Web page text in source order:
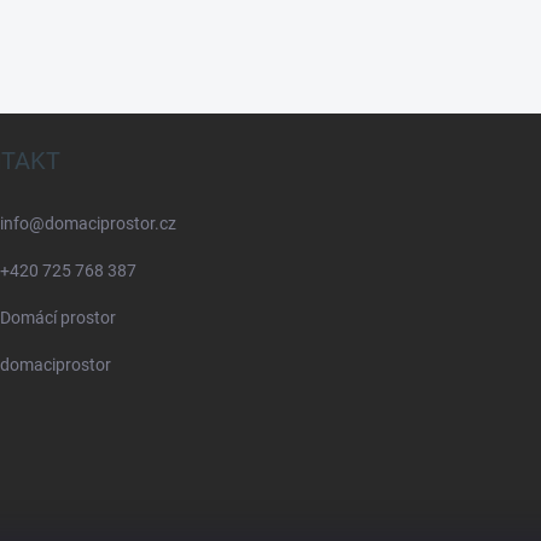
info@domaciprostor.cz
+420 725 768 387
Domácí prostor
domaciprostor